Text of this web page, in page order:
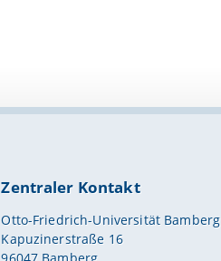
Zentraler Kontakt
Otto-Friedrich-Universität Bamberg
Kapuzinerstraße 16